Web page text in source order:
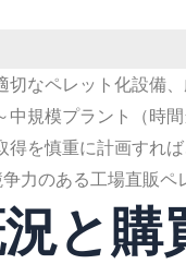
切なペレット化設備
中規模プラント（時
得を慎重に計画すれ
力のある工場直販
と